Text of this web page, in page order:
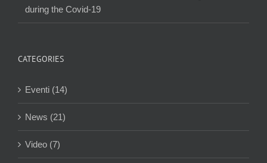
during the Covid-19
CATEGORIES
Eventi (14)
News (21)
Video (7)